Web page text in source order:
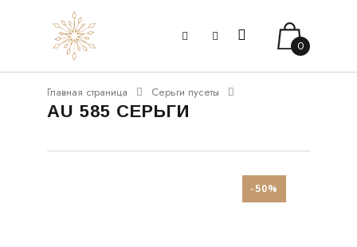
0
Главная страница Серьги пусеты
AU 585 СЕРЬГИ
-50%